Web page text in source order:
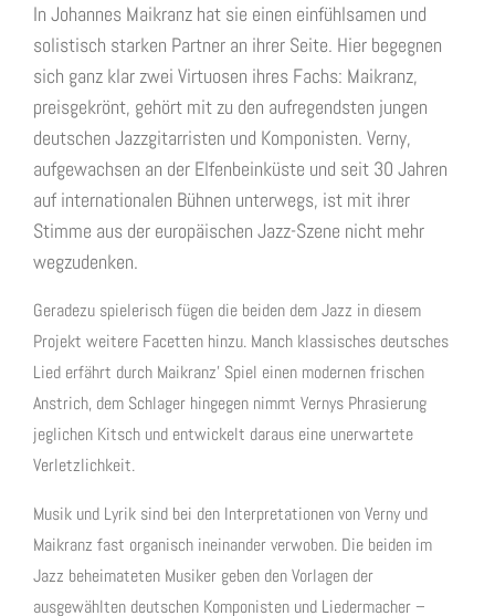
In Johannes Maikranz hat sie einen einfühlsamen und
solistisch starken Partner an ihrer Seite. Hier begegnen
sich ganz klar zwei Virtuosen ihres Fachs: Maikranz,
preisgekrönt, gehört mit zu den aufregendsten jungen
deutschen Jazzgitarristen und Komponisten. Verny,
aufgewachsen an der Elfenbeinküste und seit 30 Jahren
auf internationalen Bühnen unterwegs, ist mit ihrer
Stimme aus der europäischen Jazz-Szene nicht mehr
wegzudenken.
Geradezu spielerisch fügen die beiden dem Jazz in diesem
Projekt weitere Facetten hinzu. Manch klassisches deutsches
Lied erfährt durch Maikranz’ Spiel einen modernen frischen
Anstrich, dem Schlager hingegen nimmt Vernys Phrasierung
jeglichen Kitsch und entwickelt daraus eine unerwartete
Verletzlichkeit.
Musik und Lyrik sind bei den Interpretationen von Verny und
Maikranz fast organisch ineinander verwoben. Die beiden im
Jazz beheimateten Musiker geben den Vorlagen der
ausgewählten deutschen Komponisten und Liedermacher –